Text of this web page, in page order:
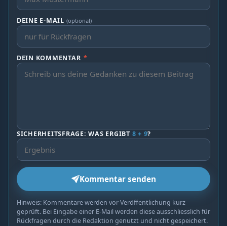
DEINE E-MAIL (optional)
DEIN KOMMENTAR *
SICHERHEITSFRAGE: WAS ERGIBT 8 + 9?
Kommentar senden
Hinweis: Kommentare werden vor Veröffentlichung kurz
geprüft. Bei Eingabe einer E-Mail werden diese ausschliesslich für
Rückfragen durch die Redaktion genutzt und nicht gespeichert.